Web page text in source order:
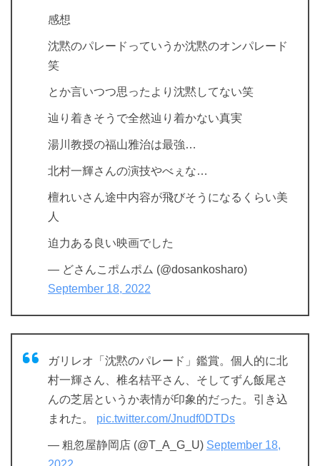
感想
沈黙のパレードっていうか沈黙のオンパレード
笑
とか言いつつ思ったより沈黙してない笑
辿り着きそうで全然辿り着かない真実
湯川教授の福山雅治は最強…
北村一輝さんの演技やべぇな…
檀れいさん途中内容が飛びそうになるくらい美
人
迫力ある良い映画でした
— どさんこポムポム (@dosankosharo)
September 18, 2022
ガリレオ「沈黙のパレード」鑑賞。個人的に北
村一輝さん、椎名桔平さん、そしてずん飯尾さ
んの芝居というか表情が印象的だった。引き込
まれた。 pic.twitter.com/Jnudf0DTDs
— 粗忽屋静岡店 (@T_A_G_U) September 18,